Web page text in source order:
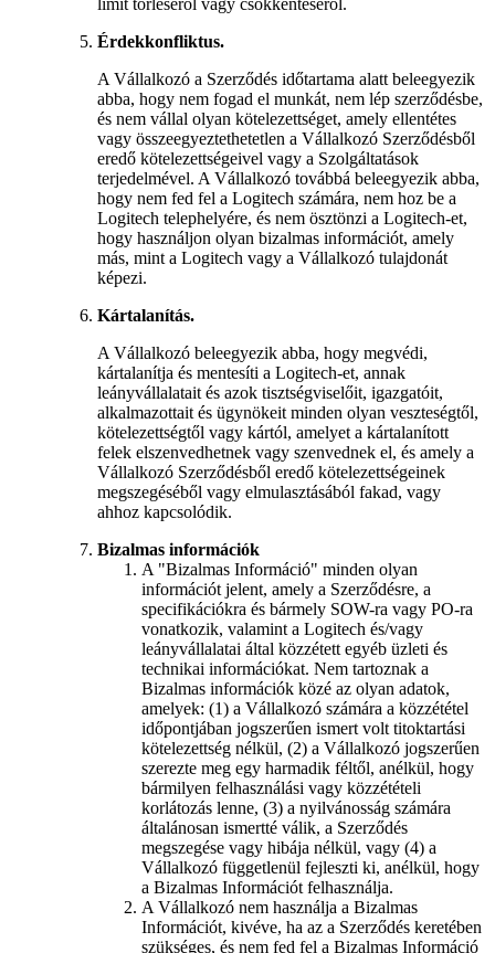
limit törléséről vagy csökkentéséről.
Érdekkonfliktus.
A Vállalkozó a Szerződés időtartama alatt beleegyezik
abba, hogy nem fogad el munkát, nem lép szerződésbe,
és nem vállal olyan kötelezettséget, amely ellentétes
vagy összeegyeztethetetlen a Vállalkozó Szerződésből
eredő kötelezettségeivel vagy a Szolgáltatások
terjedelmével. A Vállalkozó továbbá beleegyezik abba,
hogy nem fed fel a Logitech számára, nem hoz be a
Logitech telephelyére, és nem ösztönzi a Logitech-et,
hogy használjon olyan bizalmas információt, amely
más, mint a Logitech vagy a Vállalkozó tulajdonát
képezi.
Kártalanítás.
A Vállalkozó beleegyezik abba, hogy megvédi,
kártalanítja és mentesíti a Logitech-et, annak
leányvállalatait és azok tisztségviselőit, igazgatóit,
alkalmazottait és ügynökeit minden olyan veszteségtől,
kötelezettségtől vagy kártól, amelyet a kártalanított
felek elszenvedhetnek vagy szenvednek el, és amely a
Vállalkozó Szerződésből eredő kötelezettségeinek
megszegéséből vagy elmulasztásából fakad, vagy
ahhoz kapcsolódik.
Bizalmas információk
A "Bizalmas Információ" minden olyan
információt jelent, amely a Szerződésre, a
specifikációkra és bármely SOW-ra vagy PO-ra
vonatkozik, valamint a Logitech és/vagy
leányvállalatai által közzétett egyéb üzleti és
technikai információkat. Nem tartoznak a
Bizalmas információk közé az olyan adatok,
amelyek: (1) a Vállalkozó számára a közzététel
időpontjában jogszerűen ismert volt titoktartási
kötelezettség nélkül, (2) a Vállalkozó jogszerűen
szerezte meg egy harmadik féltől, anélkül, hogy
bármilyen felhasználási vagy közzétételi
korlátozás lenne, (3) a nyilvánosság számára
általánosan ismertté válik, a Szerződés
megszegése vagy hibája nélkül, vagy (4) a
Vállalkozó függetlenül fejleszti ki, anélkül, hogy
a Bizalmas Információt felhasználja.
A Vállalkozó nem használja a Bizalmas
Információt, kivéve, ha az a Szerződés keretében
szükséges, és nem fed fel a Bizalmas Információ